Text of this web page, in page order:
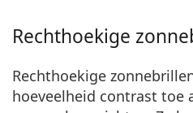
Rechthoekige
Rechthoekige
hoeveelheid contrast toe